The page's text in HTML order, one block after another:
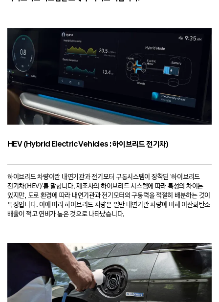
HEV (Hybrid Electric Vehicles : 하이브리드 전기차)
하이브리드 차량이란 내연기관과 전기모터 구동시스템이 장착된 '하이브리드
전기차(HEV)'를 말합니다. 제조사의 하이브리드 시스템에 따라 특성의 차이는
있지만, 도로 환경에 따라 내연기관과 전기모터의 구동력을 적절히 배분하는 것이
특징입니다. 이에 따라 하이브리드 차량은 일반 내연기관 차량에 비해 이산화탄소
배출이 적고 연비가 높은 것으로 나타났습니다.